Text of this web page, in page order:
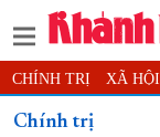
CHÍNH TRỊ XÃ HỘI
THỂ THAO
Chính trị